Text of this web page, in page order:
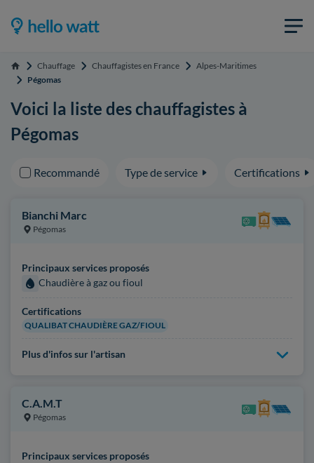
Accueil Chauffage Chauffagistes en France
Alpes-Maritimes
Pégomas
Voici la liste des chauffagistes à
Pégomas
Recommandé Type de service Certifications
Bianchi Marc
Pégomas
Principaux services proposés
Chaudière à gaz ou fioul
Certifications
QUALIBAT CHAUDIÈRE GAZ/FIOUL
Plus d'infos sur l'artisan
C.A.M.T
Pégomas
Principaux services proposés